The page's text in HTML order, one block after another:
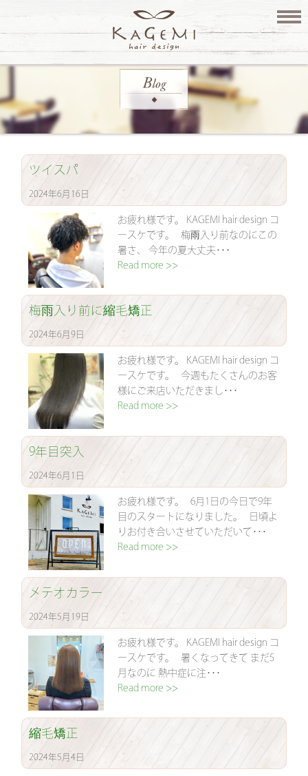
ツイスパ
2024年6月16日
お疲れ様です。 KAGEMI hair design コ
ースケです。 梅雨入り前なのにこの
暑さ、 今年の夏大丈夫･･･
Read more >>
梅雨入り前に縮毛矯正
2024年6月9日
お疲れ様です。 KAGEMI hair design コ
ースケです。 今週もたくさんのお客
様にご来店いただきまし･･･
Read more >>
9年目突入
2024年6月1日
お疲れ様です。 6月1日の今日で9年
目のスタートになりました。 日頃よ
りお付き合いさせていただいて･･･
Read more >>
メテオカラー
2024年5月19日
お疲れ様です。 KAGEMI hair design コ
ースケです。 暑くなってきて まだ5
月なのに 熱中症に注･･･
Read more >>
縮毛矯正
2024年5月4日